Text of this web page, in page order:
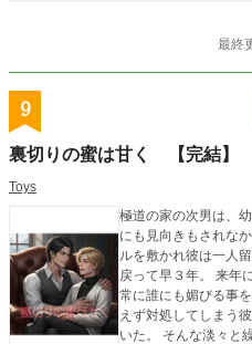
最終
9
裏切りの蜜は甘く 【完結】
Toys
極道の家の次男は、
にも見向きもされなかった。 将来は兄を支え
ルを敷かれ彼は一人留学させられ
戻って早３年。 来年
常に誰にも媚びる事
えず対処してしまう
いた。 そんな淡々と繰り返す日々に終止符が降りたのは、若